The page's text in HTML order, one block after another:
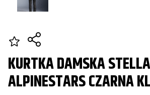
KURTKA DAMSKA
ALPINESTARS CZARNA